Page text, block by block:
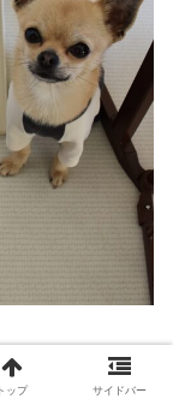
飼い主としては
トップ サイドバー